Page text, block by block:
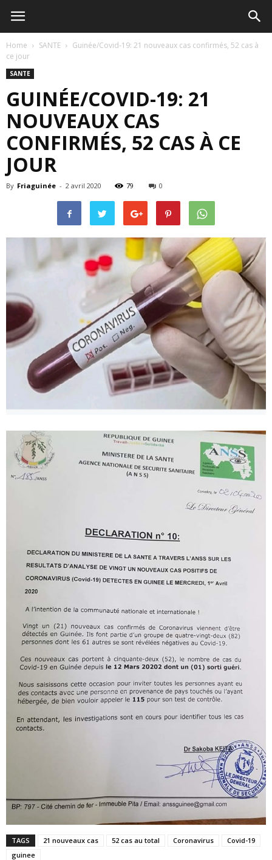
Home SANTE
Guinée/Covid-19: 21 nouveaux cas confirmés, 52 cas à
ce jour
SANTE
GUINÉE/COVID-19: 21
NOUVEAUX CAS
CONFIRMÉS, 52 CAS À CE
JOUR
By Friaguinée - 2 avril 2020 79 0
TAGS 21 nouveaux cas 52 cas au total Coronavirus
Covid-19
guinee